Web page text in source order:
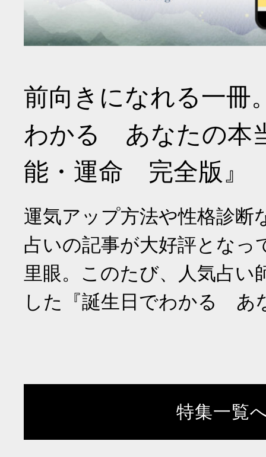
前向きになれる一冊
わかる あなたの本
能・運命 完全版』
運気アップ方法や性格診断
占いの記事が大好評となっ
里眼。このたび、人気占い
した『誕生日でわかる あ
特集一覧